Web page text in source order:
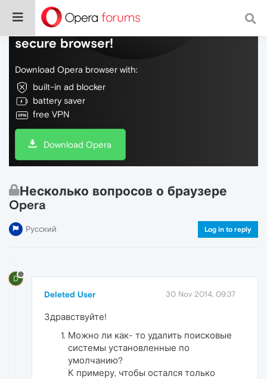
Do more on the web, with a fast and
secure browser!
Download Opera browser with:
built-in ad blocker
battery saver
free VPN
Download Opera
Несколько вопросов о браузере
Opera
Русский Log in to reply
D
Deleted User 30 Nov 2014, 09:37
Здравствуйте!
Можно ли как- то удалить поисковые
системы установленные по
умолчанию?
К примеру, чтобы остался только